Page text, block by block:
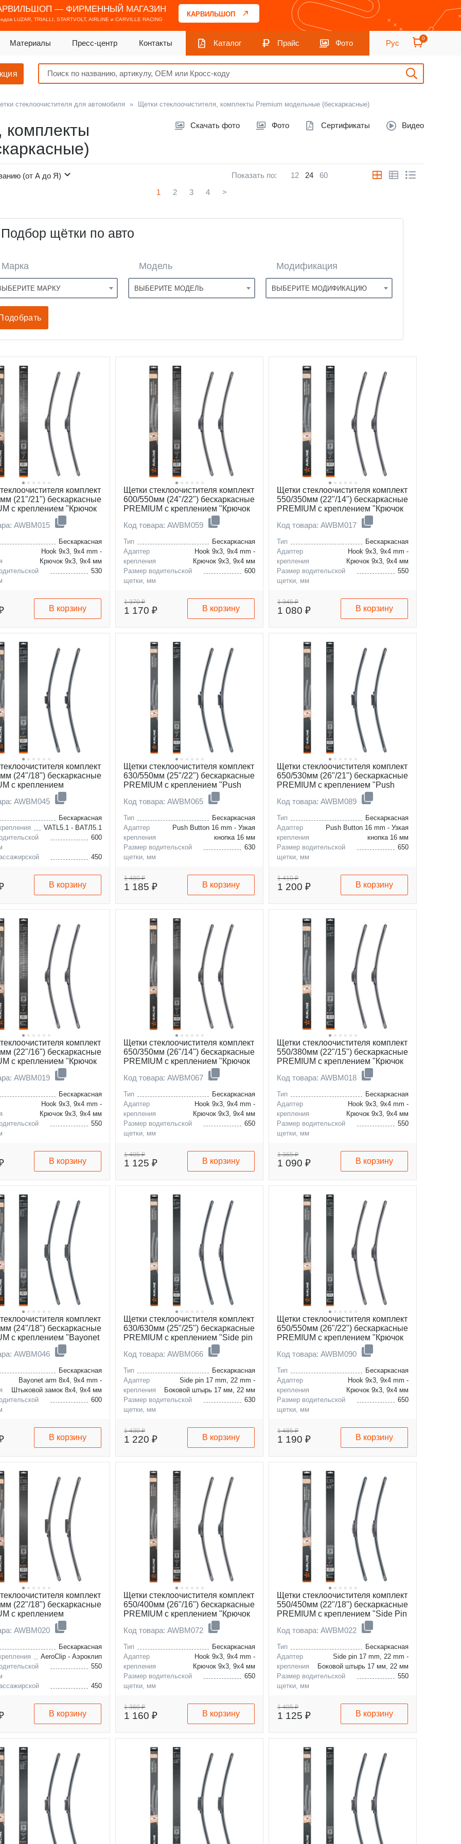
— ФИРМЕННЫЙ МАГАЗИН
LUZAR, TRIALLI, STARTVOLT, AIRLINE и CARVILLE RACING
КАРВИЛЬШОП
Материалы Пресс-центр Контакты Каталог Прайс Фото Рус
0
стеклоочистителя для автомобиля » Щетки стеклоочистителя, комплекты Premium модельные (бескаркасные)
комплекты
Скачать фото Фото Сертификаты Видео
(от А до Я) Показать по: 12 24 60
1 2 3 4 >
Подбор щётки по авто
Марка
МАРКУ
Модель
ВЫБЕРИТЕ МОДЕЛЬ
Модификация
ВЫБЕРИТЕ МОДИФИКАЦИЮ
комплект
(21"/21") бескаркасные
с креплением "Крючок
AWBM015
Бескаркасная
Hook 9x3, 9x4 mm -
Крючок 9x3, 9x4 мм
530
В корзину
Щетки стеклоочистителя комплект
600/550мм (24"/22") бескаркасные
PREMIUM с креплением "Крючок
Код товара: AWBM059
Тип
Бескаркасная
Адаптер
крепления
Hook 9x3, 9x4 mm -
Крючок 9x3, 9x4 мм
Размер водительской
щетки, мм
600
щетки, мм
1 370 ₽
1 170 ₽ В корзину
Щетки стеклоочистителя комплект
550/350мм (22"/14") бескаркасные
PREMIUM с креплением "Крючок
Код товара: AWBM017
Тип
Бескаркасная
Адаптер
крепления
Hook 9x3, 9x4 mm -
Крючок 9x3, 9x4 мм
Размер водительской
щетки, мм
550
щетки, мм
1 345 ₽
1 080 ₽ В корзину
комплект
(24"/18") бескаркасные
с креплением
AWBM045
Бескаркасная
VATL5.1 - ВАТЛ5.1
600
450
В корзину
Щетки стеклоочистителя комплект
630/550мм (25"/22") бескаркасные
PREMIUM с креплением "Push
Button 16 мм", 2 штуки
Код товара: AWBM065
Тип
Бескаркасная
Адаптер
крепления
Push Button 16 mm - Узкая
кнопка 16 мм
Размер водительской
щетки, мм
630
щетки, мм
1 480 ₽
1 185 ₽ В корзину
Щетки стеклоочистителя комплект
650/530мм (26"/21") бескаркасные
PREMIUM с креплением "Push
Button 16 мм", 2 штуки
Код товара: AWBM089
Тип
Бескаркасная
Адаптер
крепления
Push Button 16 mm - Узкая
кнопка 16 мм
Размер водительской
щетки, мм
650
щетки, мм
1 410 ₽
1 200 ₽ В корзину
комплект
(22"/16") бескаркасные
с креплением "Крючок
AWBM019
Бескаркасная
Hook 9x3, 9x4 mm -
Крючок 9x3, 9x4 мм
550
В корзину
Щетки стеклоочистителя комплект
650/350мм (26"/14") бескаркасные
PREMIUM с креплением "Крючок
Код товара: AWBM067
Тип
Бескаркасная
Адаптер
крепления
Hook 9x3, 9x4 mm -
Крючок 9x3, 9x4 мм
Размер водительской
щетки, мм
650
щетки, мм
1 405 ₽
1 125 ₽ В корзину
Щетки стеклоочистителя комплект
550/380мм (22"/15") бескаркасные
PREMIUM с креплением "Крючок
Код товара: AWBM018
Тип
Бескаркасная
Адаптер
крепления
Hook 9x3, 9x4 mm -
Крючок 9x3, 9x4 мм
Размер водительской
щетки, мм
550
щетки, мм
1 365 ₽
1 090 ₽ В корзину
комплект
(24"/18") бескаркасные
с креплением "Bayonet
AWBM046
Бескаркасная
Bayonet arm 8x4, 9x4 mm -
Штыковой замок 8x4, 9x4 мм
600
В корзину
Щетки стеклоочистителя комплект
630/630мм (25"/25") бескаркасные
PREMIUM с креплением "Side pin
Код товара: AWBM066
Тип
Бескаркасная
Адаптер
крепления
Side pin 17 mm, 22 mm -
Боковой штырь 17 мм, 22 мм
Размер водительской
щетки, мм
630
щетки, мм
1 430 ₽
1 220 ₽ В корзину
Щетки стеклоочистителя комплект
650/550мм (26"/22") бескаркасные
PREMIUM с креплением "Крючок
Код товара: AWBM090
Тип
Бескаркасная
Адаптер
крепления
Hook 9x3, 9x4 mm -
Крючок 9x3, 9x4 мм
Размер водительской
щетки, мм
650
щетки, мм
1 485 ₽
1 190 ₽ В корзину
комплект
(22"/18") бескаркасные
с креплением
AWBM020
Бескаркасная
AeroClip - Аэроклип
550
450
В корзину
Щетки стеклоочистителя комплект
650/400мм (26"/16") бескаркасные
PREMIUM с креплением "Крючок
Код товара: AWBM072
Тип
Бескаркасная
Адаптер
крепления
Hook 9x3, 9x4 mm -
Крючок 9x3, 9x4 мм
Размер водительской
щетки, мм
650
щетки, мм
1 360 ₽
1 160 ₽ В корзину
Щетки стеклоочистителя комплект
550/450мм (22"/18") бескаркасные
PREMIUM с креплением "Side Pin
Код товара: AWBM022
Тип
Бескаркасная
Адаптер
крепления
Side pin 17 mm, 22 mm -
Боковой штырь 17 мм, 22 мм
Размер водительской
щетки, мм
550
щетки, мм
1 405 ₽
1 125 ₽ В корзину